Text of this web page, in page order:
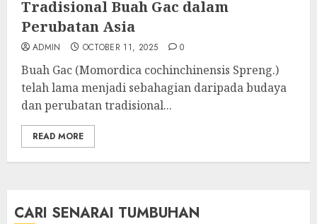
Tradisional Buah Gac dalam
Perubatan Asia
ADMIN OCTOBER 11, 2025 0
Buah Gac (Momordica cochinchinensis Spreng.)
telah lama menjadi sebahagian daripada budaya
dan perubatan tradisional...
READ MORE
CARI SENARAI TUMBUHAN